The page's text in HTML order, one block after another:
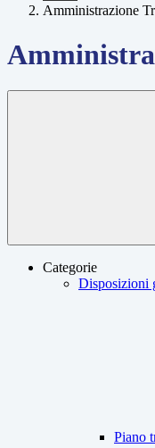
Amministrazione
Categorie
Disposizioni
Piano